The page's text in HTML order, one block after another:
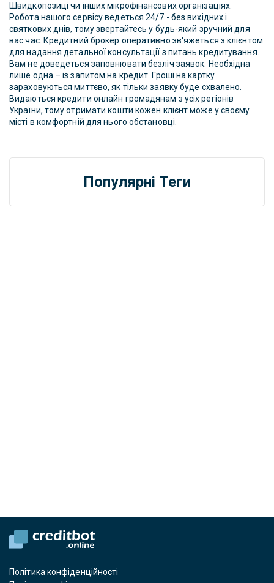
Швидкопозиці чи інших мікрофінансових організаціях.
Робота нашого сервісу ведеться 24/7 - без вихідних і
святкових днів, тому звертайтесь у будь-який зручний для
вас час. Кредитний брокер оперативно зв'яжеться з клієнтом
для надання детальної консультації з питань кредитування.
Вам не доведеться заповнювати безліч заявок. Необхідна
лише одна – із запитом на кредит. Гроші на картку
зараховуються миттєво, як тільки заявку буде схвалено.
Видаються кредити онлайн громадянам з усіх регіонів
України, тому отримати кошти кожен клієнт може у своєму
місті в комфортній для нього обстановці.
Популярні Теги
Політика конфіденційності